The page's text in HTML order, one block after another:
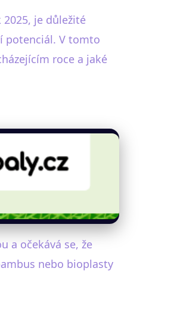
je důležité
potenciál. V tomto
roce a jaké
a očekává se, že
nebo bioplasty